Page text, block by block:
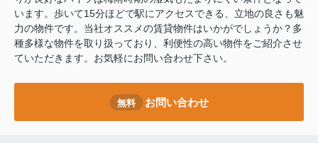
います。歩いて15分ほどで駅にアクセスできる、立地の良さも魅
力の物件です。当社オススメの賃貸物件はいかがでしょうか？多
種多様な物件を取り扱っており、利便性の高い物件をご紹介させ
ていただきます。お気軽にお問い合わせ下さい。
無料 お問い合わせ